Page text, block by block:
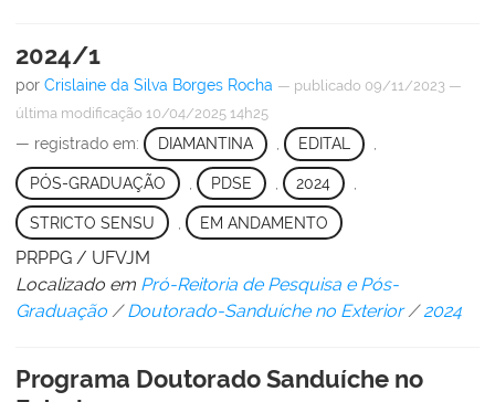
2024/1
por Crislaine da Silva Borges Rocha — publicado 09/11/2023 —
última modificação 10/04/2025 14h25
— registrado em: DIAMANTINA , EDITAL ,
PÓS-GRADUAÇÃO PDSE 2024
STRICTO SENSU EM ANDAMENTO
PRPPG / UFVJM
Localizado em Pró-Reitoria de Pesquisa e Pós-
Graduação /Doutorado-Sanduíche no Exterior /2024
Programa Doutorado Sanduíche no